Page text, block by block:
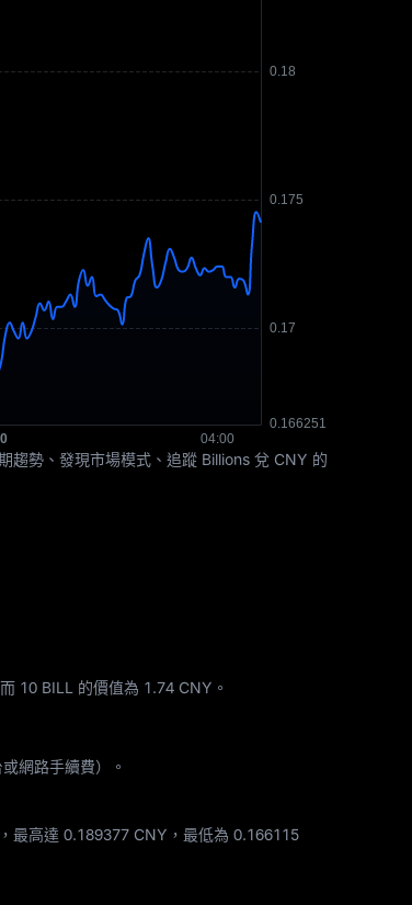
趨勢、發現市場模式、追蹤 Billions 兌 CNY 的
10 BILL 的價值為 1.74 CNY。
網路手續費）。
，最高達 0.189377 CNY ，最低為 0.166115